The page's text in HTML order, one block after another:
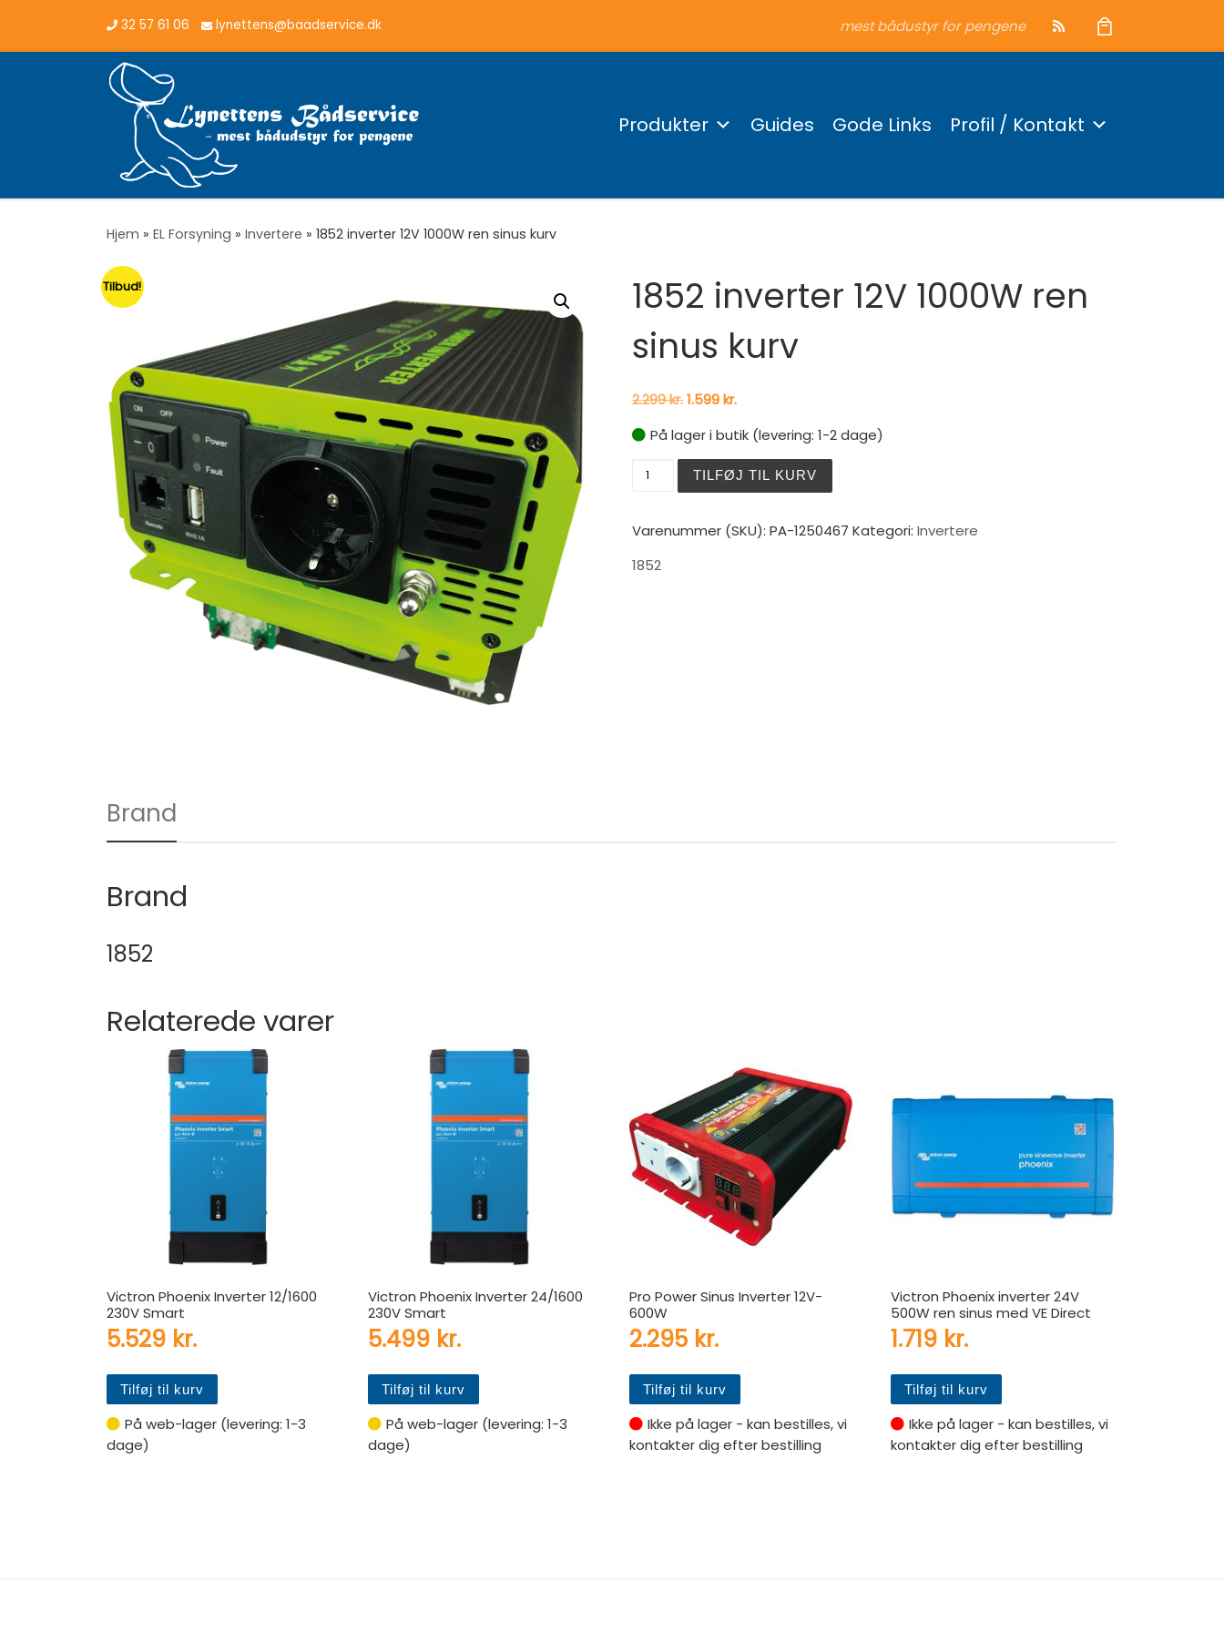
Vis hele indholdet32 57 61 06 lynettens@baadservice.dk mest bådustyr for pengene
Produkter Guides Gode Links Profil / Kontakt
Hjem » EL Forsyning » Invertere » 1852 inverter 12V 1000W ren sinus kurv
Tilbud!
1852 inverter 12V 1000W ren
sinus kurv
2.299kr.Den oprindelige pris var: 2.299 kr..
1.599kr.Den aktuelle pris er: 1.599 kr..
På lager i butik (levering: 1-2 dage)
TILFØJ TIL KURV
Varenummer (SKU):PA-1250467 Kategori:Invertere
1852
Brand
Brand
1852
Relaterede varer
Victron Phoenix Inverter 12/1600
230V Smart
5.529 kr.
Tilføj til kurv
På web-lager (levering: 1-3
dage)
Victron Phoenix Inverter 24/1600
230V Smart
5.499 kr.
Tilføj til kurv
På web-lager (levering: 1-3
dage)
Pro Power Sinus Inverter 12V-
600W
2.295 kr.
Tilføj til kurv
Ikke på lager - kan bestilles, vi
kontakter dig efter bestilling
Victron Phoenix inverter 24V
500W ren sinus med VE Direct
1.719 kr.
Tilføj til kurv
Ikke på lager - kan bestilles, vi
kontakter dig efter bestilling